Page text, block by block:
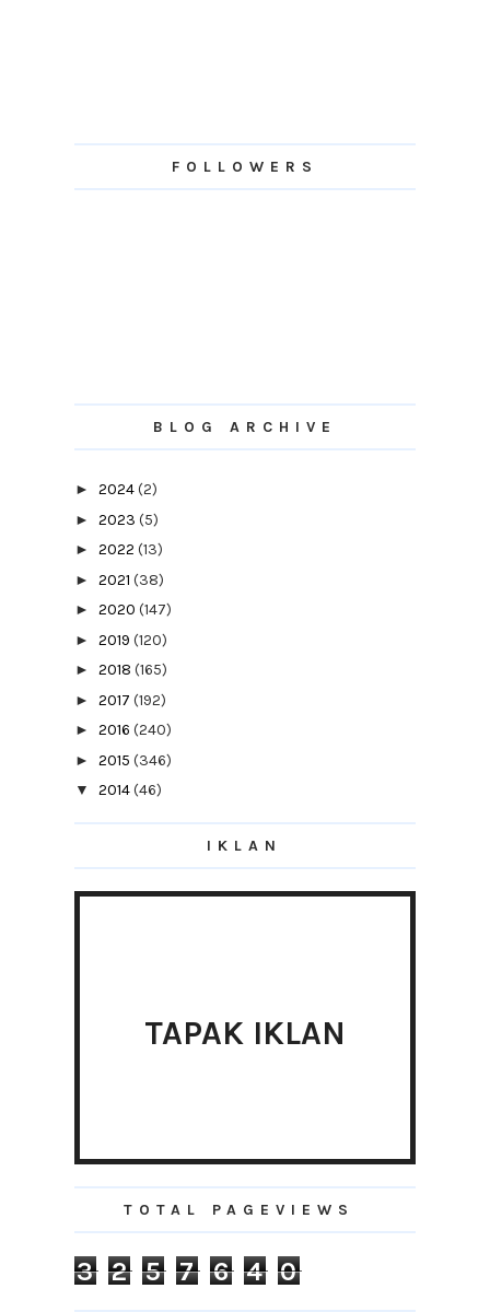
FOLLOWERS
BLOG ARCHIVE
► 2024(2)
► 2023 (5)
► 2022 (13)
► 2021 (38)
► 2020 (147)
► 2019 (120)
► 2018 (165)
► 2017 (192)
► 2016 (240)
► 2015 (346)
▼ 2014(46)
Octoberians Birthday
Seribu Rasa
September(6)
March (1)
►January(7)
►2013 (154)
IKLAN
TAPAK IKLAN
TOTAL PAGEVIEWS
3 2 5 7 6 4 0